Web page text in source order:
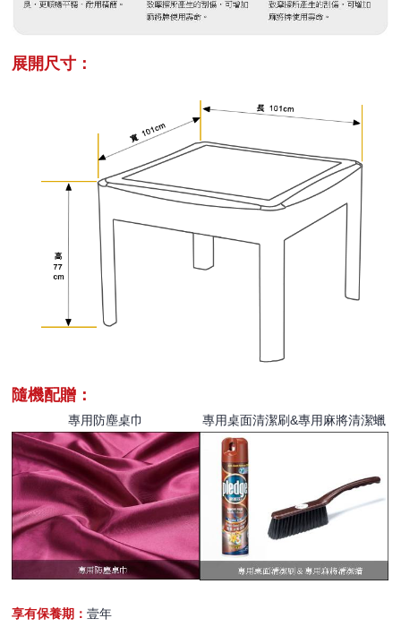
展開尺寸：
隨機配贈：
專用防塵桌巾 專用桌面清潔刷&專用麻將清潔蠟
享有保養期：壹年